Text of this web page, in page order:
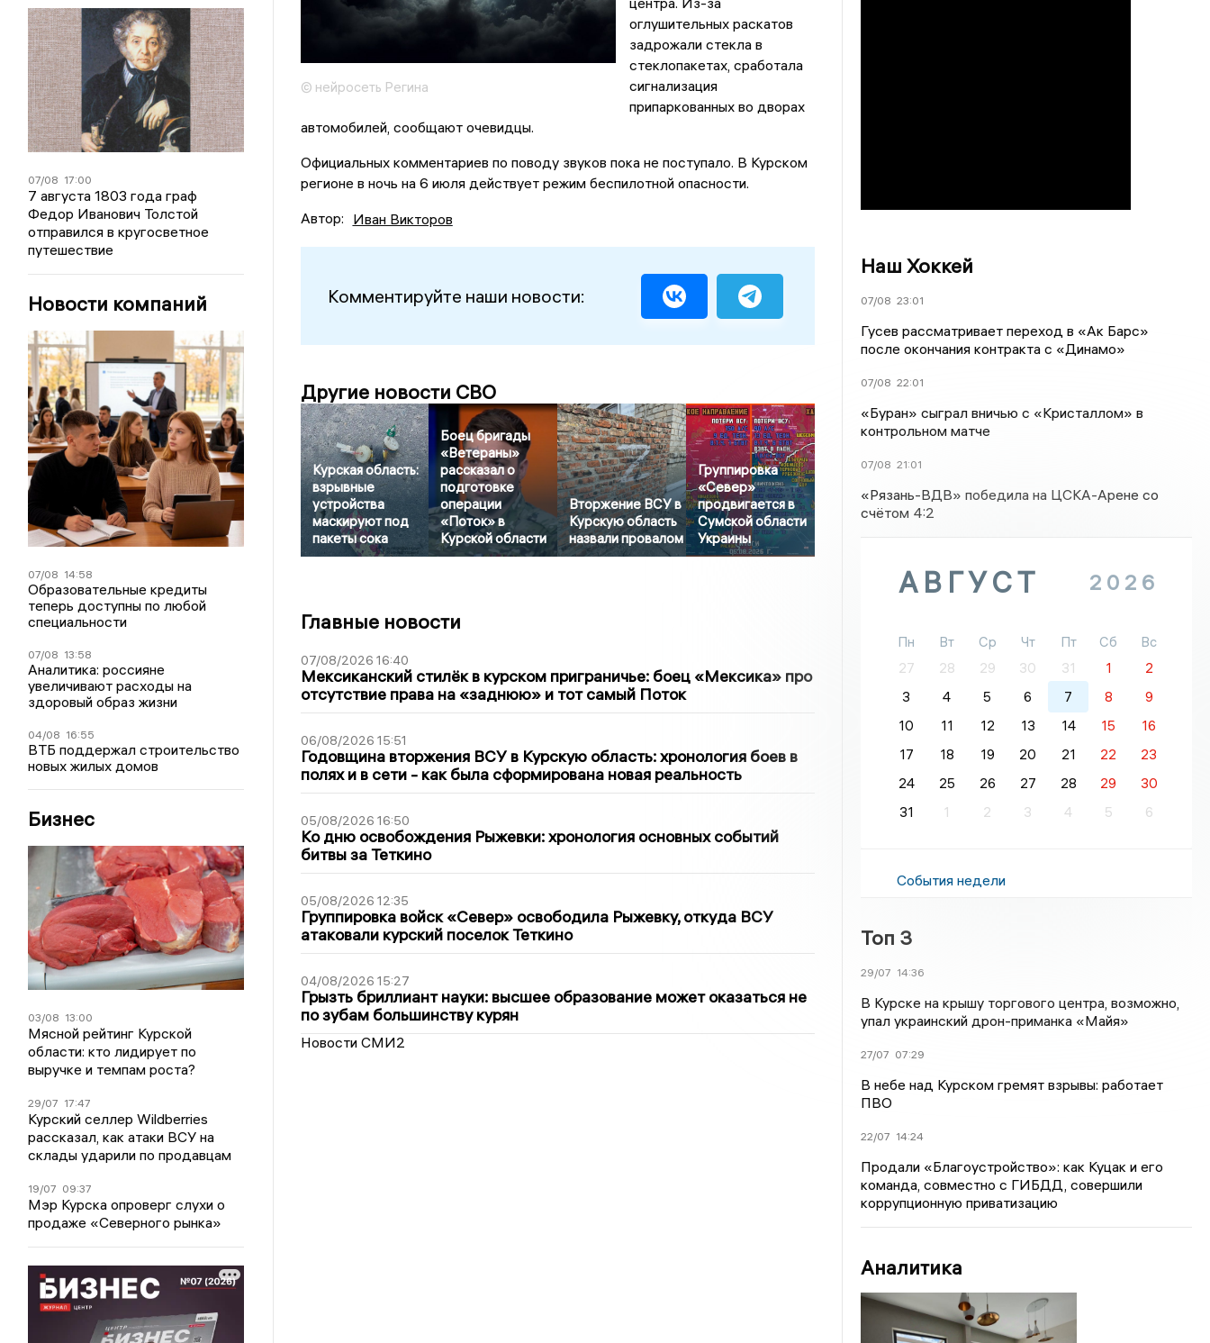
07/08 17:00
7 августа 1803 года граф
Федор Иванович Толстой
отправился в кругосветное
путешествие
Новости компаний
07/08 14:58
Образовательные кредиты
теперь доступны по любой
специальности
07/08 13:58
Аналитика: россияне
увеличивают расходы на
здоровый образ жизни
04/08 16:55
ВТБ поддержал строительство
новых жилых домов
Бизнес
03/08 13:00
Мясной рейтинг Курской
области: кто лидирует по
выручке и темпам роста?
29/07 17:47
Курский селлер Wildberries
рассказал, как атаки ВСУ на
склады ударили по продавцам
19/07 09:37
Мэр Курска опроверг слухи о
продаже «Северного рынка»
© нейросеть Регина
оглушительных раскатов
задрожали стекла в
стеклопакетах, сработала
сигнализация
припаркованных во дворах
автомобилей, сообщают очевидцы.
Официальных комментариев по поводу звуков пока не поступало. В Курском
регионе в ночь на 6 июля действует режим беспилотной опасности.
Автор: Иван Викторов
Комментируйте наши новости:
Другие новости СВО
Курская область:
взрывные
устройства
маскируют под
пакеты сока
Боец бригады
«Ветераны»
рассказал о
подготовке
операции
«Поток» в
Курской области
Вторжение ВСУ в
Курскую область
назвали провалом
Группировка
«Север»
продвигается в
Сумской области
Украины
Главные новости
07/08/2026 16:40
Мексиканский стилёк в курском приграничье: боец «Мексика» про
отсутствие права на «заднюю» и тот самый Поток
06/08/2026 15:51
Годовщина вторжения ВСУ в Курскую область: хронология боев в
полях и в сети - как была сформирована новая реальность
05/08/2026 16:50
Ко дню освобождения Рыжевки: хронология основных событий
битвы за Теткино
05/08/2026 12:35
Группировка войск «Север» освободила Рыжевку, откуда ВСУ
атаковали курский поселок Теткино
04/08/2026 15:27
Грызть бриллиант науки: высшее образование может оказаться не
по зубам большинству курян
Новости СМИ2
Наш Хоккей
07/08 23:01
Гусев рассматривает переход в «Ак Барс»
после окончания контракта с «Динамо»
07/08 22:01
«Буран» сыграл вничью с «Кристаллом» в
контрольном матче
07/08 21:01
«Рязань-ВДВ» победила на ЦСКА-Арене со
счётом 4:2
АВГУСТ 2026
Пн Вт Ср Чт Пт Сб
Вс
27
28 29 30 31 1
2
3
4 5 6 7 8
9
10
11 12 13 14 15
16
17
18 19 20 21 22
23
24
25 26 27 28 29
30
31
1 2 3 4 5 6
События недели
Топ 3
29/07 14:36
В Курске на крышу торгового центра, возможно,
упал украинский дрон-приманка «Майя»
27/07 07:29
В небе над Курском гремят взрывы: работает
ПВО
22/07 14:24
Продали «Благоустройство»: как Куцак и его
команда, совместно с ГИБДД, совершили
коррупционную приватизацию
Аналитика